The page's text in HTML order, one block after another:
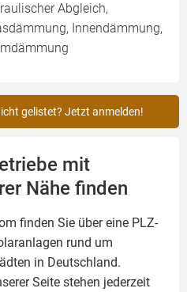
Abgleich,
Innendämmung,
gelistet? Jetzt anmelden!
mit
Nähe finden
finden Sie über eine PLZ-
rund um
in Deutschland.
Seite stehen jederzeit